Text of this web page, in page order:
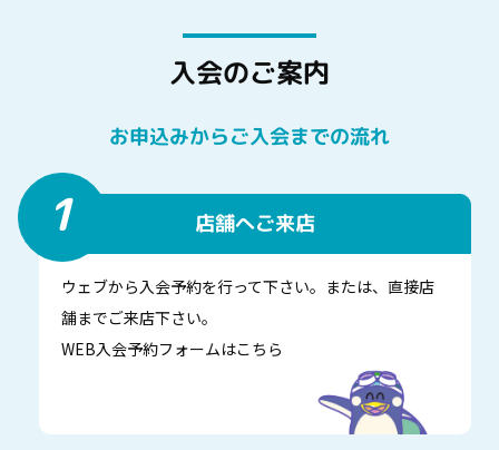
入会のご案内
お申込みからご入会までの流れ
1 店舗へご来店
ウェブから入会予約を行って下さい。または、直接店
舗までご来店下さい。
WEB入会予約フォームはこちら